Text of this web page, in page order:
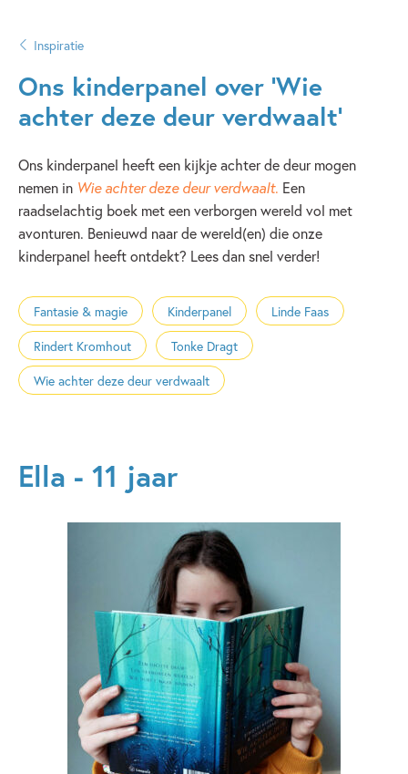
Inspiratie
Ons kinderpanel over ‘Wie
achter deze deur verdwaalt’
Ons kinderpanel heeft een kijkje achter de deur mogen
nemen in Wie achter deze deur verdwaalt. Een
raadselachtig boek met een verborgen wereld vol met
avonturen. Benieuwd naar de wereld(en) die onze
kinderpanel heeft ontdekt? Lees dan snel verder!
Fantasie & magie Kinderpanel
Linde Faas
Rindert Kromhout
Tonke Dragt
Wie achter deze deur verdwaalt
Ella - 11 jaar